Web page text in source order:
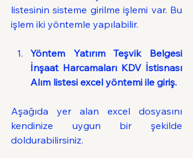
listesinin sisteme girilme işlemi var. Bu
işlem iki yöntemle yapılabilir.
Yöntem Yatırım Teşvik Belgesi
İnşaat Harcamaları KDV İstisnası
Alım listesi excel yöntemi ile giriş.
Aşağıda yer alan excel dosyasını
kendinize uygun bir şekilde
doldurabilirsiniz.